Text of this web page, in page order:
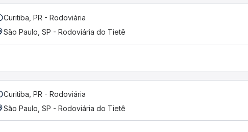
Curitiba, PR - Rodoviária
São Paulo, SP - Rodoviária do Tietê
Curitiba, PR - Rodoviária
São Paulo, SP - Rodoviária do Tietê